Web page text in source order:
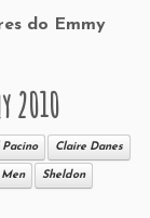
do Emmy
2010
Pacino Claire Danes
Sheldon